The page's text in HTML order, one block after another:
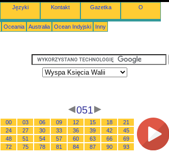
Języki Kontakt Gazetka O
Oceania Australia Ocean Indyjski Inny
051
00 03 06 09 12 15 18
21
24
27 30 33 36 39 42
45
48
51 54 57 60 63 66
69
72
75 78 81 84 87 90 93